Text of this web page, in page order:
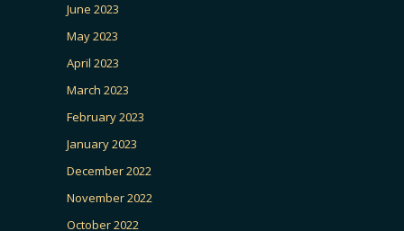
June 2023
May 2023
April 2023
March 2023
February 2023
January 2023
December 2022
November 2022
October 2022